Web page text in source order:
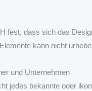
fest, dass sich das
kann nicht
und Unternehmen
jedes bekannte oder